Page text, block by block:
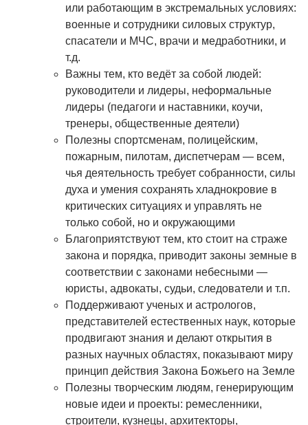
или работающим в экстремальных условиях:
военные и сотрудники силовых структур,
спасатели и МЧС, врачи и медработники, и
т.д.
Важны тем, кто ведёт за собой людей:
руководители и лидеры, неформальные
лидеры (педагоги и наставники, коучи,
тренеры, общественные деятели)
Полезны спортсменам, полицейским,
пожарным, пилотам, диспетчерам — всем,
чья деятельность требует собранности, силы
духа и умения сохранять хладнокровие в
критических ситуациях и управлять не
только собой, но и окружающими
Благоприятствуют тем, кто стоит на страже
закона и порядка, приводит законы земные в
соответствии с законами небесными —
юристы, адвокаты, судьи, следователи и т.п.
Поддерживают ученых и астрологов,
представителей естественных наук, которые
продвигают знания и делают открытия в
разных научных областях, показывают миру
принцип действия Закона Божьего на Земле
Полезны творческим людям, генерирующим
новые идеи и проекты: ремесленники,
строители, кузнецы, архитекторы,